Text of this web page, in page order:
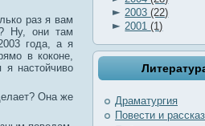
раз я вам
Ну, они там
года, а я
в коконе,
я настойчиво
Она же
► 2003(22)
► 2001(1)
Драматургия
Повести и